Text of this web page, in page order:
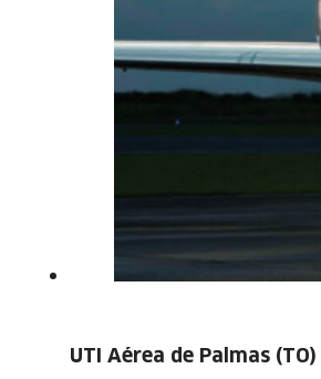
UTI Aérea de Palmas